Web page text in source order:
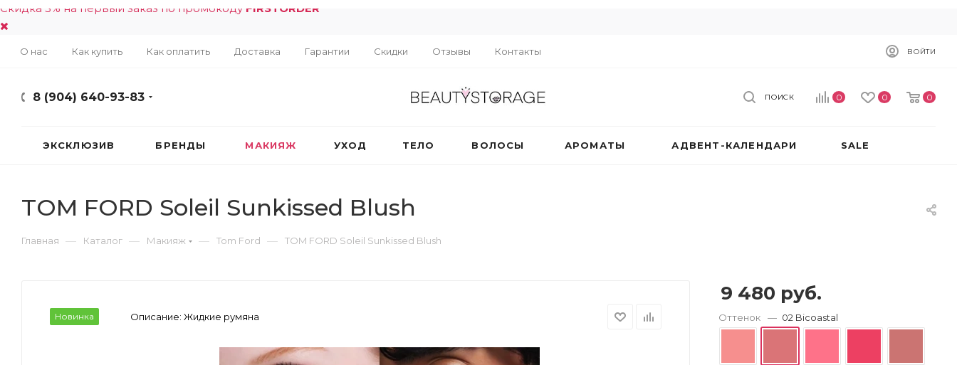
Скидка 5% на первый заказ по промокоду FIRSTORDER
О нас Как купить Как оплатить Доставка Гарантии Скидки Отзывы Контакты ВОЙТИ
8 (904) 640-93-83 0 0 0
ПОИСК
ЭКСКЛЮЗИВ БРЕНДЫ МАКИЯЖ УХОД ТЕЛО ВОЛОСЫ АРОМАТЫ АДВЕНТ-КАЛЕНДАРИ SALE
TOM FORD Soleil Sunkissed Blush
Главная — Каталог — Макияж — Tom Ford — TOM FORD Soleil Sunkissed Blush
Новинка Описание: Жидкие румяна
9 480 руб.
Оттенок — 02 Bicoastal